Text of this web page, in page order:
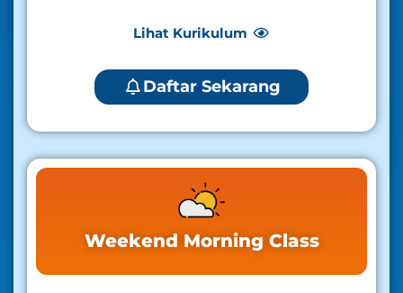
Lihat Kurikulum
Daftar Sekarang
Weekend Morning Class